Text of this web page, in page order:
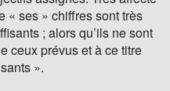
« ses » chiffres sont très
; alors qu’ils ne sont
ceux prévus et à ce titre
».